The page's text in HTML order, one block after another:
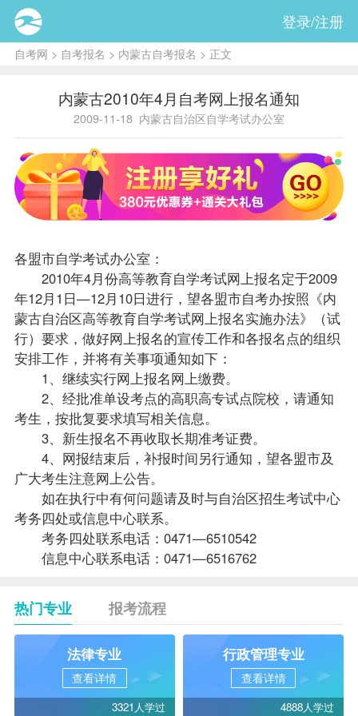
登录/注册
自考网 > 自考报名 > 内蒙古自考报名 > 正文
内蒙古2010年4月自考网上报名通知
2009-11-18 内蒙古自治区自学考试办公室
各盟市自学考试办公室：
2010年4月份高等教育自学考试网上报名定于2009
年12月1日—12月10日进行，望各盟市自考办按照《内
蒙古自治区高等教育自学考试网上报名实施办法》（试
行）要求，做好网上报名的宣传工作和各报名点的组织
安排工作，并将有关事项通知如下：
1、继续实行网上报名网上缴费。
2、经批准单设考点的高职高专试点院校，请通知
考生，按批复要求填写相关信息。
3、新生报名不再收取长期准考证费。
4、网报结束后，补报时间另行通知，望各盟市及
广大考生注意网上公告。
如在执行中有何问题请及时与自治区招生考试中心
考务四处或信息中心联系。
考务四处联系电话：0471—6510542
信息中心联系电话：0471—6516762
热门专业 报考流程
法律专业
查看详情
3321人学过
行政管理专业
查看详情
4888人学过